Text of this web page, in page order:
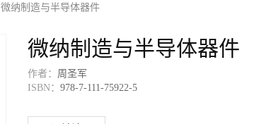
微纳制造与半导体器件
微纳制造与半导体器件
作者： 周圣军
ISBN： 978-7-111-75922-5